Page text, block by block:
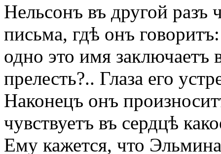
Нельсонъ въ другой разъ
письма, гдѣ онъ
одно это имя
прелесть?.. Глаза его
Наконецъ онъ
чувствуетъ въ сердцѣ
Ему кажется, что